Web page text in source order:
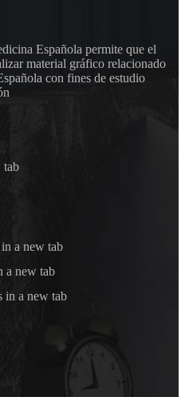
Española permite que el
material gráfico relacionado
con fines de estudio
tab
a new tab
a new tab
in a new tab